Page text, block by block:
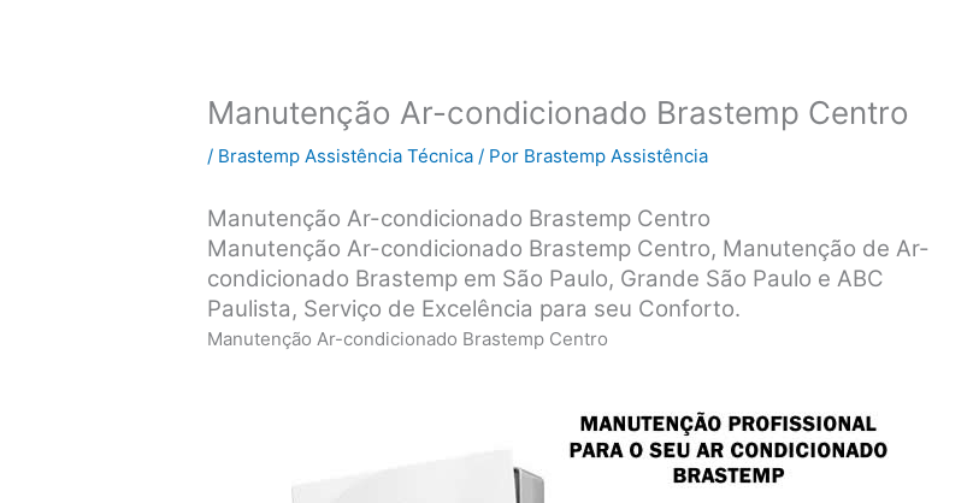
Manutenção Ar-condicionado Brastemp Centro
/ Brastemp Assistência Técnica / Por Brastemp Assistência
Manutenção Ar-condicionado Brastemp Centro
Manutenção Ar-condicionado Brastemp Centro, Manutenção de Ar-
condicionado Brastemp em São Paulo, Grande São Paulo e ABC
Paulista, Serviço de Excelência para seu Conforto.
Manutenção Ar-condicionado Brastemp Centro